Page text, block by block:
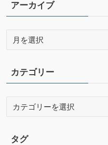
アーカイブ
イ
ブ
カテゴリー
リタグ